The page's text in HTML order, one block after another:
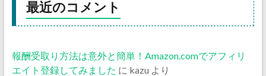
最近のコメント
報酬受取り方法は意外と簡単！Amazon.comでアフィリ
エイト登録してみました に kazu より